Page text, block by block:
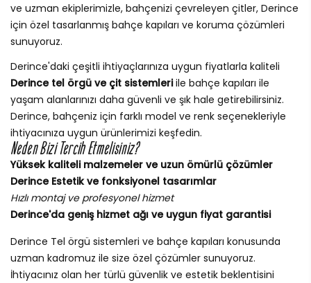
ve uzman ekiplerimizle, bahçenizi çevreleyen çitler, Derince
için özel tasarlanmış bahçe kapıları ve koruma çözümleri
sunuyoruz.
Derince'daki çeşitli ihtiyaçlarınıza uygun fiyatlarla kaliteli
Derince tel örgü ve çit sistemleriile bahçe kapıları ile
yaşam alanlarınızı daha güvenli ve şık hale getirebilirsiniz.
Derince, bahçeniz için farklı model ve renk seçenekleriyle
ihtiyacınıza uygun ürünlerimizi keşfedin.
Neden Bizi Tercih Etmelisiniz?
Yüksek kaliteli malzemeler ve uzun ömürlü çözümler
Derince Estetik ve fonksiyonel tasarımlar
Hızlı montaj ve profesyonel hizmet
Derince'da geniş hizmet ağı ve uygun fiyat garantisi
Derince Tel örgü sistemleri ve bahçe kapıları konusunda
uzman kadromuz ile size özel çözümler sunuyoruz.
İhtiyacınız olan her türlü güvenlik ve estetik beklentisini